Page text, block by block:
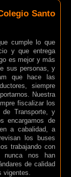
Santo
cumple lo que
y que entrega
es mejor y más
sus personas, y
que hace las
siempre
Nuestra
fiscalizar los
de Transporte, y
encargamos de
a cabalidad, a
los buses
trabajando con
nunca nos han
de calidad